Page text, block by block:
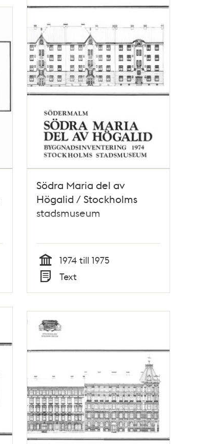
Södra Maria del av
Högalid / Stockholms
stadsmuseum
Tid
1974 till 1975
Typ
Text